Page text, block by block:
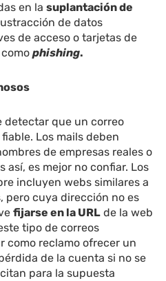
en lasuplantación de
de datos
de acceso o tarjetas de
comophishing.
detectar que un correo
Los mails deben
de empresas reales o
así, es mejor no confiar. Los
incluyen webs similares a
pero cuya dirección no es
fijarse en la URL de la web
tipo de correos
como reclamo ofrecer un
de la cuenta si no se
para la supuesta